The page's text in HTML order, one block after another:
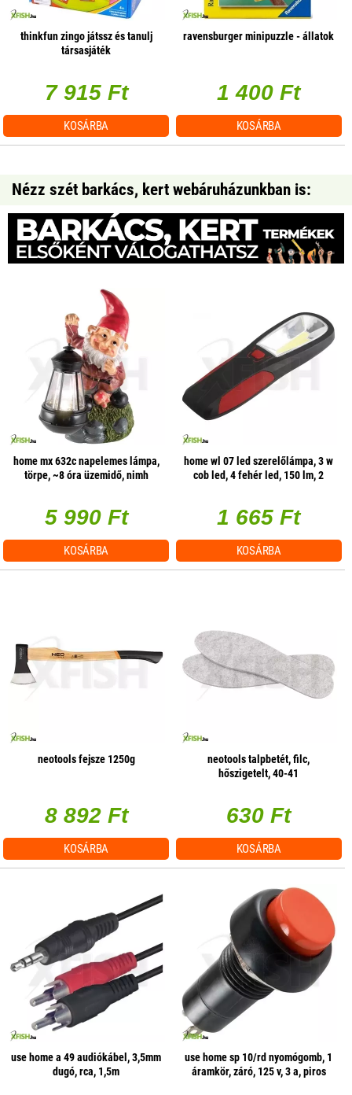
thinkfun zingo játssz és tanulj
társasjáték
7 915 Ft
KOSÁRBA
ravensburger minipuzzle - állatok
1 400 Ft
KOSÁRBA
Nézz szét barkács, kert webáruházunkban is:
home mx 632c napelemes lámpa,
törpe, ~8 óra üzemidő, nimh
5 990 Ft
KOSÁRBA
home wl 07 led szerelőlámpa, 3 w
cob led, 4 fehér led, 150 lm, 2
1 665 Ft
KOSÁRBA
neotools fejsze 1250g
8 892 Ft
KOSÁRBA
neotools talpbetét, filc,
hőszigetelt, 40-41
630 Ft
KOSÁRBA
use home a 49 audiókábel, 3,5mm
dugó, rca, 1,5m
use home sp 10/rd nyomógomb, 1
áramkör, záró, 125 v, 3 a, piros